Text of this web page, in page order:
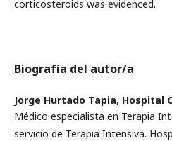
corticosteroids was evidenced.
Biografía del autor/a
Jorge Hurtado Tapia, Hospital
Médico especialista en Terapia
servicio de Terapia Intensiva.